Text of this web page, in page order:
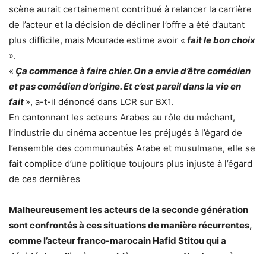
scène aurait certainement contribué à relancer la carrière
de l’acteur et la décision de décliner l’offre a été d’autant
plus difficile, mais Mourade estime avoir « fait le bon choix
».
« Ça commence à faire chier. On a envie d’être comédien
et pas comédien d’origine. Et c’est pareil dans la vie en
fait », a-t-il dénoncé dans LCR sur BX1.
En cantonnant les acteurs Arabes au rôle du méchant,
l’industrie du cinéma accentue les préjugés à l’égard de
l’ensemble des communautés Arabe et musulmane, elle se
fait complice d’une politique toujours plus injuste à l’égard
de ces dernières
Malheureusement les acteurs de la seconde génération
sont confrontés à ces situations de manière récurrentes,
comme l’acteur franco-marocain Hafid Stitou qui a